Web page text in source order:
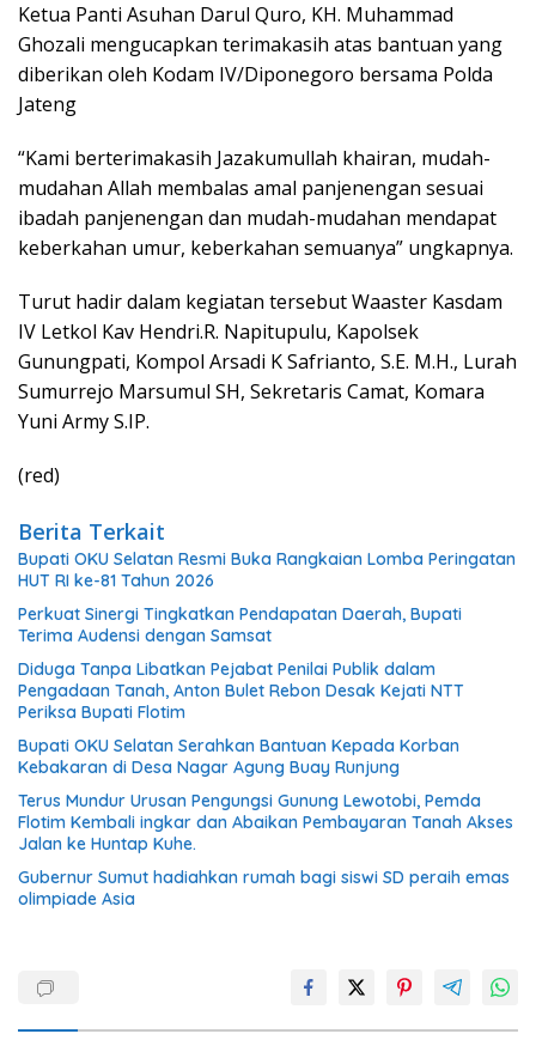
Ketua Panti Asuhan Darul Quro, KH. Muhammad
Ghozali mengucapkan terimakasih atas bantuan yang
diberikan oleh Kodam IV/Diponegoro bersama Polda
Jateng
“Kami berterimakasih Jazakumullah khairan, mudah-
mudahan Allah membalas amal panjenengan sesuai
ibadah panjenengan dan mudah-mudahan mendapat
keberkahan umur, keberkahan semuanya” ungkapnya.
Turut hadir dalam kegiatan tersebut Waaster Kasdam
IV Letkol Kav Hendri.R. Napitupulu, Kapolsek
Gunungpati, Kompol Arsadi K Safrianto, S.E. M.H., Lurah
Sumurrejo Marsumul SH, Sekretaris Camat, Komara
Yuni Army S.IP.
(red)
Berita Terkait
Bupati OKU Selatan Resmi Buka Rangkaian Lomba Peringatan
HUT RI ke-81 Tahun 2026
Perkuat Sinergi Tingkatkan Pendapatan Daerah, Bupati
Terima Audensi dengan Samsat
Diduga Tanpa Libatkan Pejabat Penilai Publik dalam
Pengadaan Tanah, Anton Bulet Rebon Desak Kejati NTT
Periksa Bupati Flotim
Bupati OKU Selatan Serahkan Bantuan Kepada Korban
Kebakaran di Desa Nagar Agung Buay Runjung
Terus Mundur Urusan Pengungsi Gunung Lewotobi, Pemda
Flotim Kembali ingkar dan Abaikan Pembayaran Tanah Akses
Jalan ke Huntap Kuhe.
Gubernur Sumut hadiahkan rumah bagi siswi SD peraih emas
olimpiade Asia